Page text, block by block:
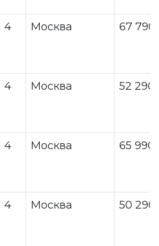
4 Москва 67 790
4 Москва 52 290
4 Москва 65 990
4 Москва 50 290